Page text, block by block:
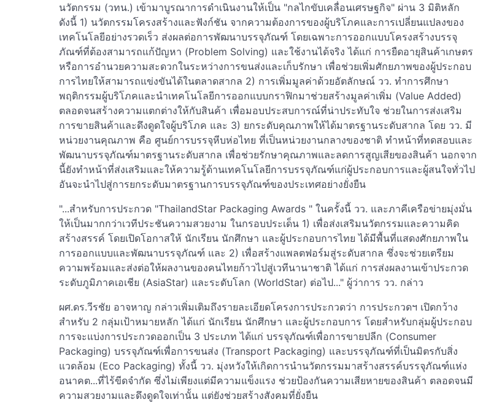
นวัตกรรม (วทน.) เข้ามาบูรณาการดำเนินงานให้เป็น "กลไกขับเคลื่อนเศรษฐกิจ" ผ่าน 3 มิติหลัก
ดังนี้ 1) นวัตกรรมโครงสร้างและฟังก์ชัน จากความต้องการของผู้บริโภคและการเปลี่ยนแปลงของ
เทคโนโลยีอย่างรวดเร็ว ส่งผลต่อการพัฒนาบรรจุภัณฑ์ โดยเฉพาะการออกแบบโครงสร้างบรรจุ
ภัณฑ์ที่ต้องสามารถแก้ปัญหา (Problem Solving) และใช้งานได้จริง ได้แก่ การยืดอายุสินค้าเกษตร
หรือการอำนวยความสะดวกในระหว่างการขนส่งและเก็บรักษา เพื่อช่วยเพิ่มศักยภาพของผู้ประกอบ
การไทยให้สามารถแข่งขันได้ในตลาดสากล 2) การเพิ่มมูลค่าด้วยอัตลักษณ์ วว. ทำการศึกษา
พฤติกรรมผู้บริโภคและนำเทคโนโลยีการออกแบบกราฟิกมาช่วยสร้างมูลค่าเพิ่ม (Value Added)
ตลอดจนสร้างความแตกต่างให้กับสินค้า เพื่อมอบประสบการณ์ที่น่าประทับใจ ช่วยในการส่งเสริม
การขายสินค้าและดึงดูดใจผู้บริโภค และ 3) ยกระดับคุณภาพให้ได้มาตรฐานระดับสากล โดย วว. มี
หน่วยงานคุณภาพ คือ ศูนย์การบรรจุหีบห่อไทย ที่เป็นหน่วยงานกลางของชาติ ทำหน้าที่ทดสอบและ
พัฒนาบรรจุภัณฑ์มาตรฐานระดับสากล เพื่อช่วยรักษาคุณภาพและลดการสูญเสียของสินค้า นอกจาก
นี้ยังทำหน้าที่ส่งเสริมและให้ความรู้ด้านเทคโนโลยีการบรรจุภัณฑ์แก่ผู้ประกอบการและผู้สนใจทั่วไป
อันจะนำไปสู่การยกระดับมาตรฐานการบรรจุภัณฑ์ของประเทศอย่างยั่งยืน
"...สำหรับการประกวด "ThailandStar Packaging Awards " ในครั้งนี้ วว. และภาคีเครือข่ายมุ่งมั่น
ให้เป็นมากกว่าเวทีประชันความสวยงาม ในกรอบประเด็น 1) เพื่อส่งเสริมนวัตกรรมและความคิด
สร้างสรรค์ โดยเปิดโอกาสให้ นักเรียน นักศึกษา และผู้ประกอบการไทย ได้มีพื้นที่แสดงศักยภาพใน
การออกแบบและพัฒนาบรรจุภัณฑ์ และ 2) เพื่อสร้างแพลตฟอร์มสู่ระดับสากล ซึ่งจะช่วยเตรียม
ความพร้อมและส่งต่อให้ผลงานของคนไทยก้าวไปสู่เวทีนานาชาติ ได้แก่ การส่งผลงานเข้าประกวด
ระดับภูมิภาคเอเชีย (AsiaStar) และระดับโลก (WorldStar) ต่อไป..." ผู้ว่าการ วว. กล่าว
ผศ.ดร.วีรชัย อาจหาญ กล่าวเพิ่มเติมถึงรายละเอียดโครงการประกวดว่า การประกวดฯ เปิดกว้าง
สำหรับ 2 กลุ่มเป้าหมายหลัก ได้แก่ นักเรียน นักศึกษา และผู้ประกอบการ โดยสำหรับกลุ่มผู้ประกอบ
การจะแบ่งการประกวดออกเป็น 3 ประเภท ได้แก่ บรรจุภัณฑ์เพื่อการขายปลีก (Consumer
Packaging) บรรจุภัณฑ์เพื่อการขนส่ง (Transport Packaging) และบรรจุภัณฑ์ที่เป็นมิตรกับสิ่ง
แวดล้อม (Eco Packaging) ทั้งนี้ วว. มุ่งหวังให้เกิดการนำนวัตกรรมมาสร้างสรรค์บรรจุภัณฑ์แห่ง
อนาคต...ที่ไร้ขีดจำกัด ซึ่งไม่เพียงแต่มีความแข็งแรง ช่วยป้องกันความเสียหายของสินค้า ตลอดจนมี
ความสวยงามและดึงดูดใจเท่านั้น แต่ยังช่วยสร้างสังคมที่ยั่งยืน